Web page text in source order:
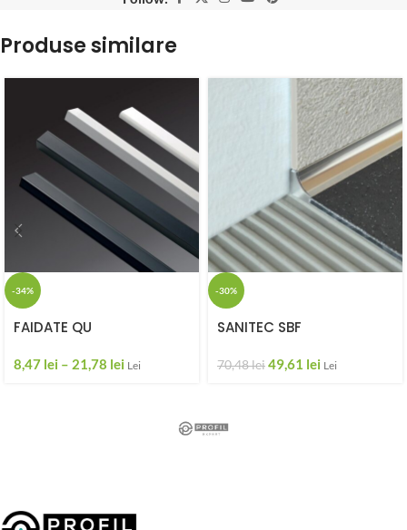
Produse similare
-34%
FAIDATE QU
8,47 lei – 21,78 lei Lei
-30%
SANITEC SBF
70,48lei49,61 lei Lei